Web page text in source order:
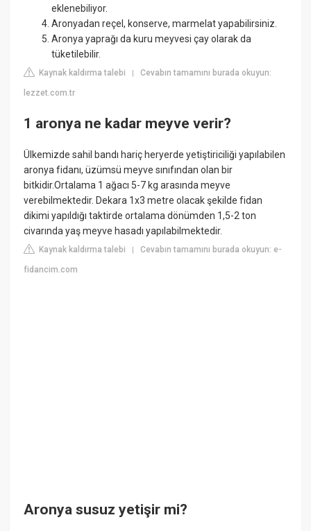
eklenebiliyor.
Aronyadan reçel, konserve, marmelat yapabilirsiniz.
Aronya yaprağı da kuru meyvesi çay olarak da
tüketilebilir.
Kaynak kaldırma talebi |Cevabın tamamını burada okuyun:
lezzet.com.tr
1 aronya ne kadar meyve verir?
Ülkemizde sahil bandı hariç heryerde yetiştiriciliği yapılabilen
aronya fidanı, üzümsü meyve sınıfından olan bir
bitkidir.Ortalama 1 ağacı 5-7 kg arasında meyve
verebilmektedir. Dekara 1x3 metre olacak şekilde fidan
dikimi yapıldığı taktirde ortalama dönümden 1,5-2 ton
civarında yaş meyve hasadı yapılabilmektedir.
Kaynak kaldırma talebi |Cevabın tamamını burada okuyun: e-
fidancim.com
Aronya susuz yetişir mi?